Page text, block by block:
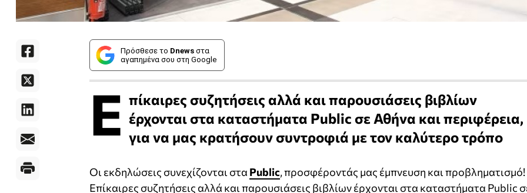
Πρόσθεσε το Dnews στα
αγαπημένα σου στη Google
E πίκαιρες συζητήσεις αλλά και παρουσιάσεις βιβλίων
έρχονται στα καταστήματα Public σε Αθήνα και περιφέρεια,
για να μας κρατήσουν συντροφιά με τον καλύτερο τρόπο
Οι εκδηλώσεις συνεχίζονται στα Public, προσφέροντάς μας έμπνευση και προβληματισμό!
Επίκαιρες συζητήσεις αλλά και παρουσιάσεις βιβλίων έρχονται στα καταστήματα Public